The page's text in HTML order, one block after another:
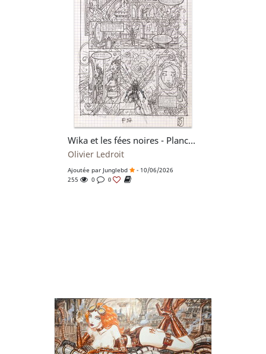
Wika et les fées noires - Planche 37 du storyboard
Olivier Ledroit
Ajoutée par Junglebd
- 10/06/2026
255
0 0